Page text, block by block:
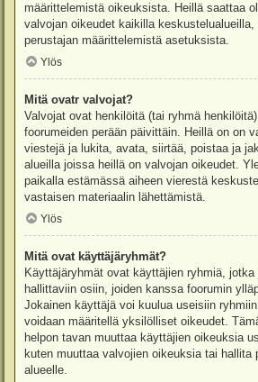
määrittelemistä oikeuksista. Heillä saattaa
valvojan oikeudet kaikilla keskustelualueilla,
perustajan määrittelemistä asetuksista.
Ylös
Mitä ovatr valvojat?
Valvojat ovat henkilöitä (tai ryhmä
foorumeiden perään päivittäin. Heillä on on
viestejä ja lukita, avata, siirtää, poistaa ja
alueilla joissa heillä on valvojan oikeudet.
paikalla estämässä aiheen vierestä
vastaisen materiaalin lähettämistä.
Ylös
Mitä ovat käyttäjäryhmät?
Käyttäjäryhmät ovat käyttäjien ryhmiä,
hallittaviin osiin, joiden kanssa foorumin
Jokainen käyttäjä voi kuulua useisiin
voidaan määritellä yksilölliset oikeudet.
helpon tavan muuttaa käyttäjien oikeuksia
kuten muuttaa valvojien oikeuksia tai hallita
alueelle.